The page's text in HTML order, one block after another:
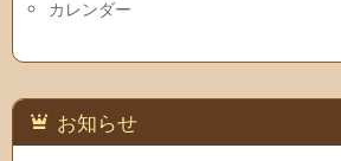
カレンダー
お知らせ